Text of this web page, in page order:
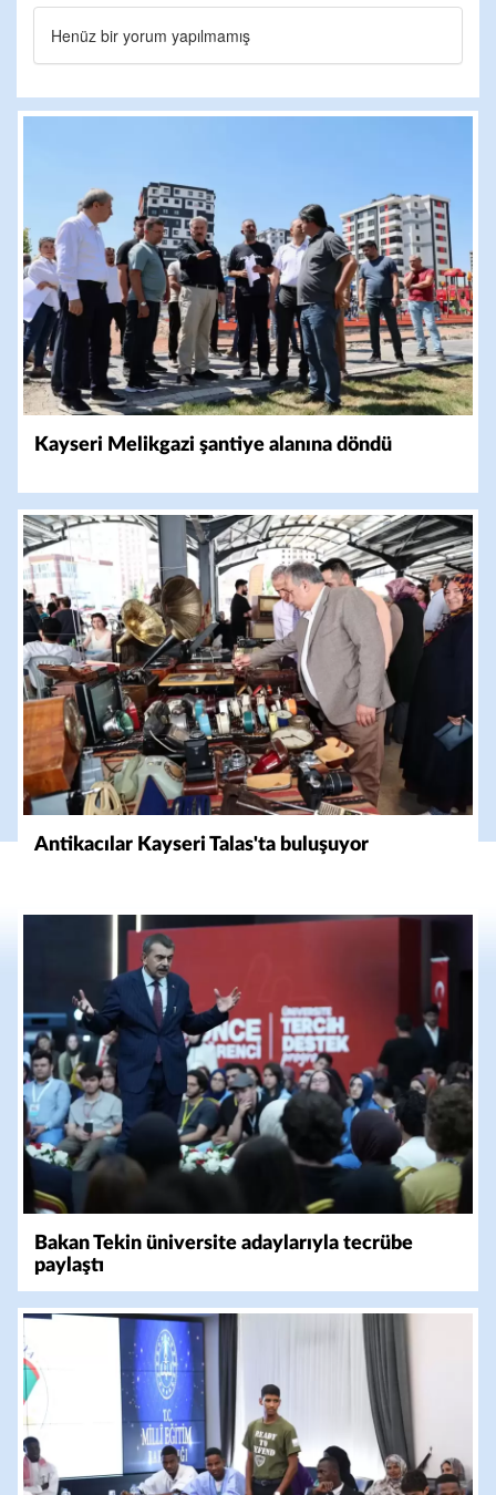
Henüz bir yorum yapılmamış
Kayseri Melikgazi şantiye alanına döndü
Antikacılar Kayseri Talas'ta buluşuyor
Bakan Tekin üniversite adaylarıyla tecrübe
paylaştı